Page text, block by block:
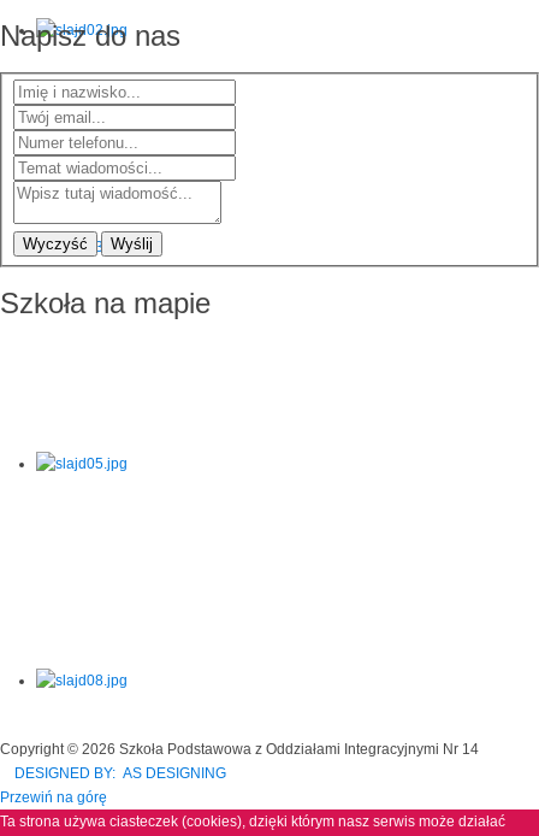
Napisz do nas
Wyczyść Wyślij
Szkoła na mapie
Copyright © 2026 Szkoła Podstawowa z Oddziałami Integracyjnymi Nr 14
DESIGNED BY: AS DESIGNING
Przewiń na górę
Ta strona używa ciasteczek (cookies), dzięki którym nasz serwis może działać